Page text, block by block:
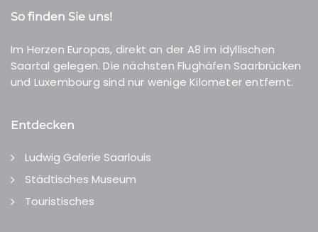
So finden Sie uns!
Im Herzen Europas, direkt an der A8 im idyllischen
Saartal gelegen. Die nächsten Flughäfen Saarbrücken
und Luxembourg sind nur wenige Kilometer entfernt.
Entdecken
Ludwig Galerie Saarlouis
Städtisches Museum
Touristisches